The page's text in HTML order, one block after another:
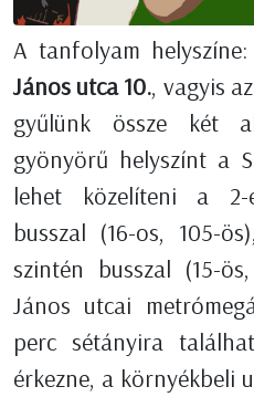
A tanfolyam helyszíne:
János utca 10., vagyis
gyűlünk össze két
gyönyörű helyszínt a
lehet közelíteni a 2-
busszal (16-os, 105-
szintén busszal (15-
János utcai
perc sétányira
érkezne, a környékbeli